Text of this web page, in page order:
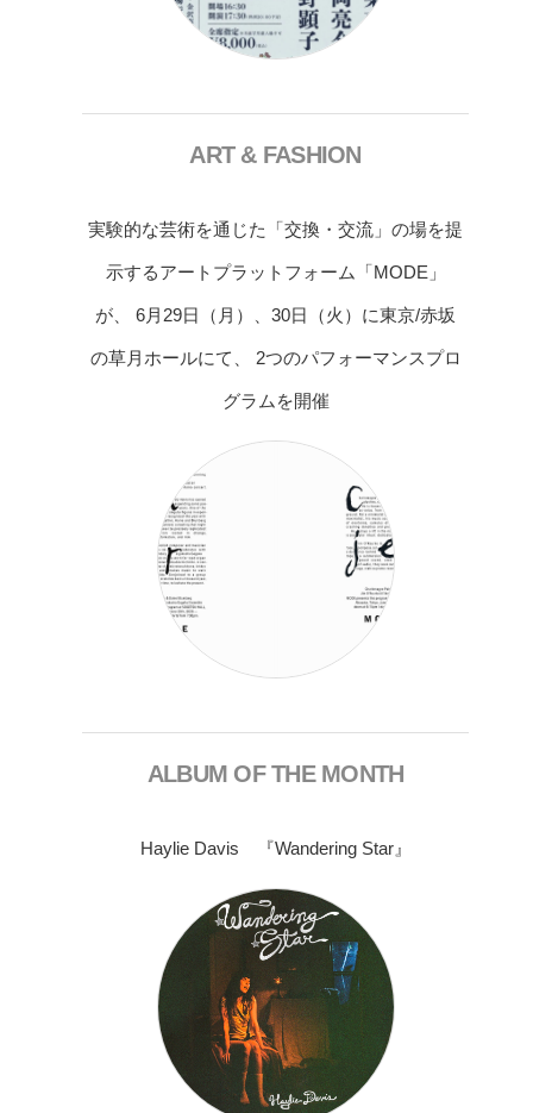
ART & FASHION
実験的な芸術を通じた「交換・交流」の場を提
示するアートプラットフォーム「MODE」
が、 6月29日（月）、30日（火）に東京/赤坂
の草月ホールにて、 2つのパフォーマンスプロ
グラムを開催
ALBUM OF THE MONTH
Haylie Davis 『Wandering Star』